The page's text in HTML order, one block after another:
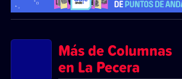
Más de Columnas
en La Pecera